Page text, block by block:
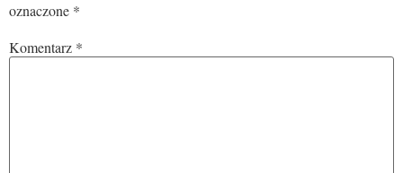
oznaczone *
Komentarz *